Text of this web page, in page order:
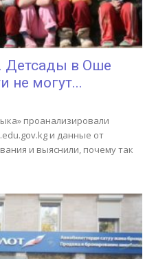
Детсады в Оше
не могут...
проанализировали
и данные от
и выяснили, почему так